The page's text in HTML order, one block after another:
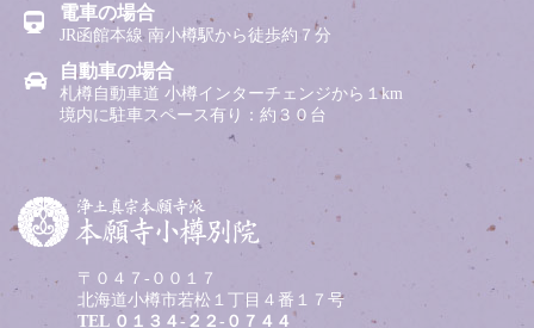
電車の場合
JR函館本線 南小樽駅から徒歩約７分
自動車の場合
札樽自動車道 小樽インターチェンジから１km
境内に駐車スペース有り：約３０台
〒０４７-００１７
北海道小樽市若松１丁目４番１７号
TEL ０１３４-２２-０７４４